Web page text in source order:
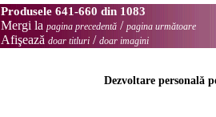
Produsele 641-660 din 1083
Mergi la pagina precedentă / pagina următoare
Afişează doar titluri / doar imagini
Dezvoltare personală